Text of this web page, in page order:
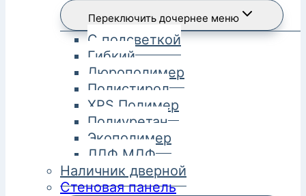
Переключить дочернее меню
С подсветкой
Гибкий
Дюрополимер
Полистирол
XPS Полимер
Полиуретан
Экополимер
ЛДФ МДФ
Наличник дверной
Стеновая панель